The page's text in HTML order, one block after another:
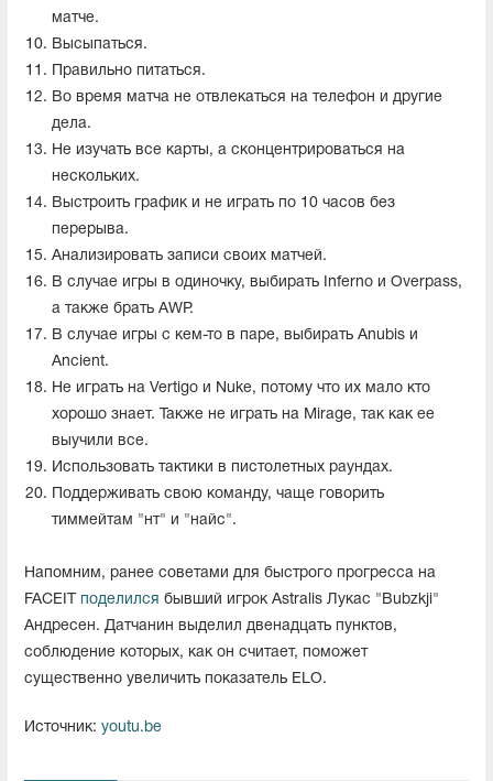
матче.
Высыпаться.
Правильно питаться.
Во время матча не отвлекаться на телефон и другие
дела.
Не изучать все карты, а сконцентрироваться на
нескольких.
Выстроить график и не играть по 10 часов без
перерыва.
Анализировать записи своих матчей.
В случае игры в одиночку, выбирать Inferno и Overpass,
а также брать AWP.
В случае игры с кем-то в паре, выбирать Anubis и
Ancient.
Не играть на Vertigo и Nuke, потому что их мало кто
хорошо знает. Также не играть на Mirage, так как ее
выучили все.
Использовать тактики в пистолетных раундах.
Поддерживать свою команду, чаще говорить
тиммейтам "нт" и "найс".
Напомним, ранее советами для быстрого прогресса на
FACEIT поделился бывший игрок Astralis Лукас "Bubzkji"
Андресен. Датчанин выделил двенадцать пунктов,
соблюдение которых, как он считает, поможет
существенно увеличить показатель ELO.
Источник: youtu.be